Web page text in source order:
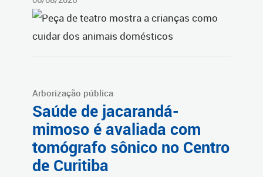
Arborização pública
Saúde de jacarandá-
mimoso é avaliada com
tomógrafo sônico no Centro
de Curitiba